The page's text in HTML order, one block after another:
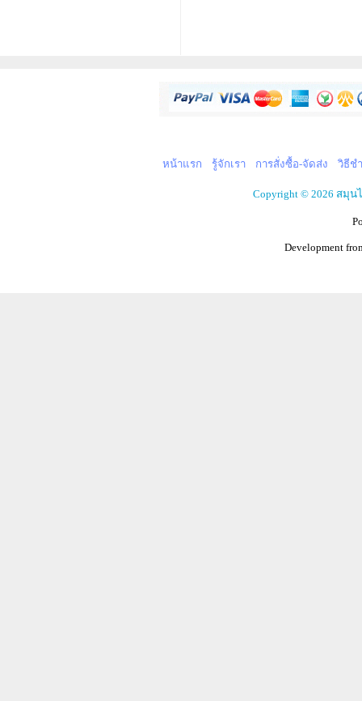
หน้าแรก รู้จักเรา การสั่งซื้อ-จัดส่ง วิธีช
Copyright © 2026 สมุ
Development